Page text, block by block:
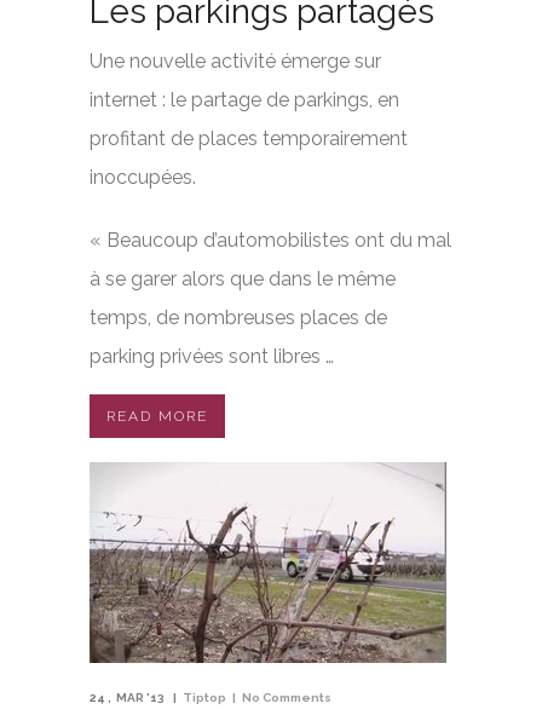
Les parkings partagés
Une nouvelle activité émerge sur
internet : le partage de parkings, en
profitant de places temporairement
inoccupées.
« Beaucoup d’automobilistes ont du mal
à se garer alors que dans le même
temps, de nombreuses places de
parking privées sont libres …
READ MORE
24 MAR '13 Tiptop No Comments